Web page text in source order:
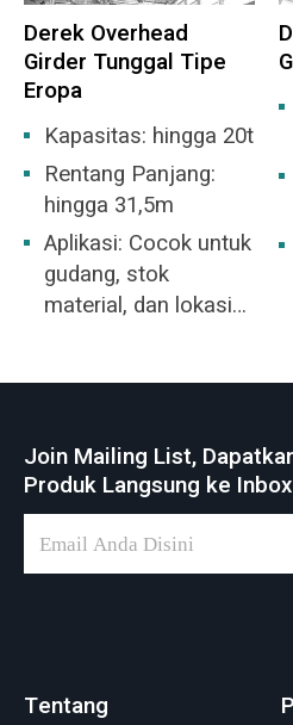
Derek Overhead
Girder Tunggal Tipe
Eropa
Kapasitas: hingga 20t
Rentang Panjang:
hingga 31,5m
Aplikasi: Cocok untuk
gudang, stok
material, dan lokasi
Join Mailing List,
Produk Langsung ke
Tentang